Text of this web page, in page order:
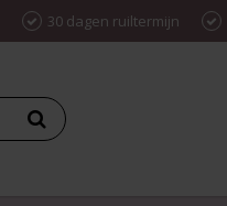
30 dagen ruiltermijn